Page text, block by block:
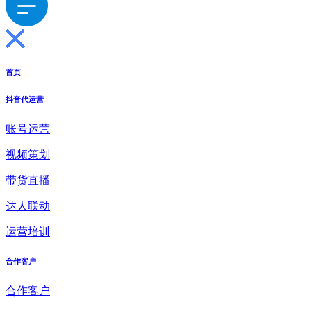
首页
抖音代运营
账号运营
视频策划
带货直播
达人联动
运营培训
合作客户
合作客户